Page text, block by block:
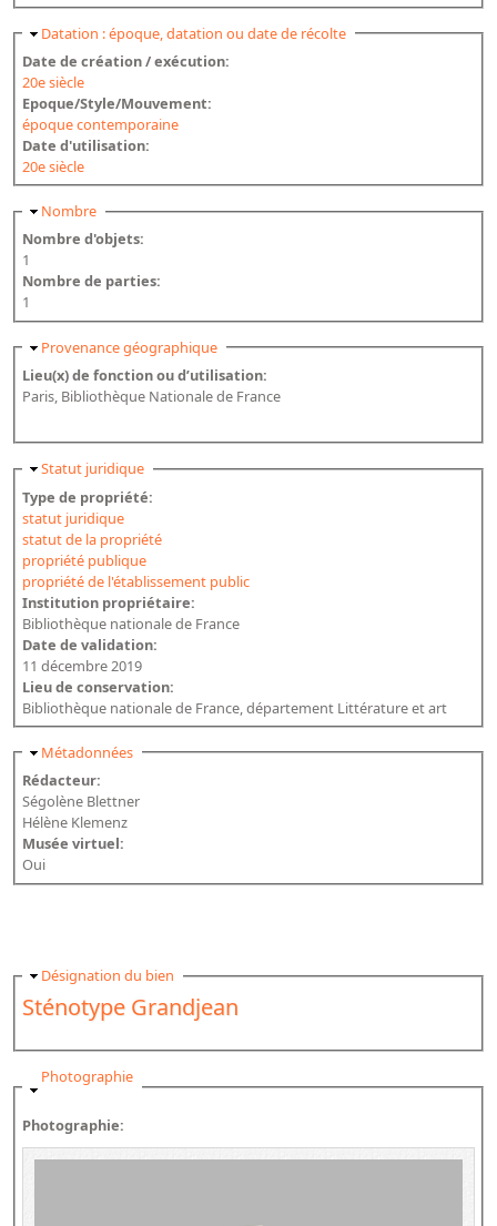
Masquer
Datation : époque, datation ou date de récolte
Date de création / exécution:
20e siècle
Epoque/Style/Mouvement:
époque contemporaine
Date d'utilisation:
20e siècle
Masquer
Nombre
Nombre d'objets:
1
Nombre de parties:
1
Masquer
Provenance géographique
Lieu(x) de fonction ou d’utilisation:
Paris, Bibliothèque Nationale de France
Masquer
Statut juridique
Type de propriété:
statut juridique
statut de la propriété
propriété publique
propriété de l'établissement public
Institution propriétaire:
Bibliothèque nationale de France
Date de validation:
11 décembre 2019
Lieu de conservation:
Bibliothèque nationale de France, département Littérature et art
Masquer
Métadonnées
Rédacteur:
Ségolène Blettner
Hélène Klemenz
Musée virtuel:
Oui
Masquer
Désignation du bien
Sténotype Grandjean
Masquer
Photographie
Photographie: